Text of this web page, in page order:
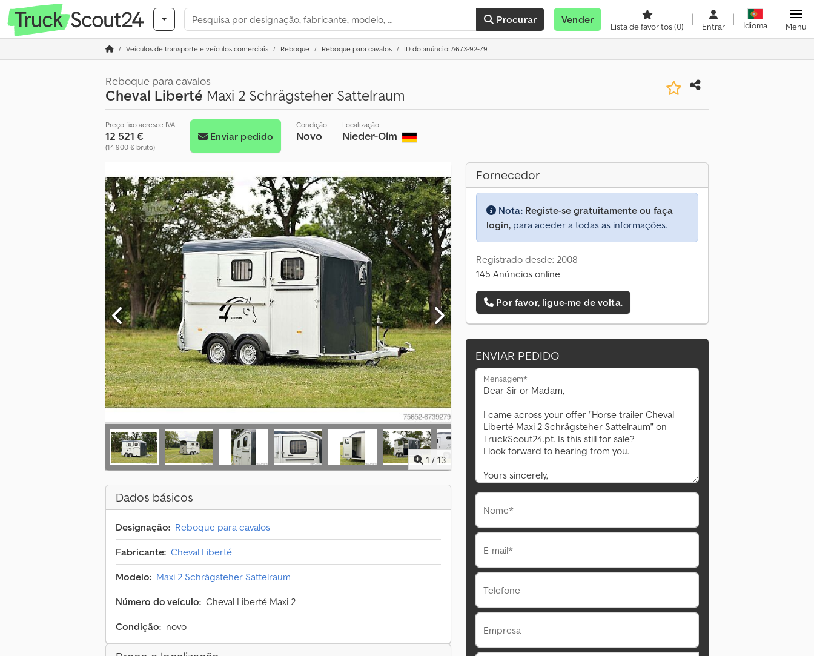
Procurar Vender
Lista de favoritos(0) Entrar Idioma Menu
Veículos de transporte e veículos comerciais Reboque Reboque para cavalos ID do anúncio: A673-92-79
Reboque para cavalos
Cheval Liberté Maxi 2 Schrägsteher Sattelraum
Preço fixo acresce IVA
12 521 €
(14 900 € bruto)
Enviar pedido
Condição
Novo
Localização
Nieder-Olm
1 / 13
Dados básicos
Designação: Reboque para cavalos
Fabricante: Cheval Liberté
Modelo: Maxi 2 Schrägsteher Sattelraum
Número do veículo: Cheval Liberté Maxi 2
Condição: novo
Fornecedor
Nota: Registe-se gratuitamente ou faça
login, para aceder a todas as informações.
Registrado desde: 2008
145 Anúncios online
Por favor, ligue-me de volta.
ENVIAR PEDIDO
Mensagem*
Nome*
E-mail*
Telefone
Empresa